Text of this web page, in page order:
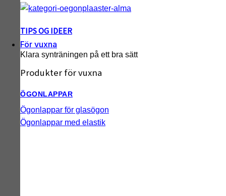
TIPS OG IDEER
Klara synträningen på ett bra sätt
För vuxna
Produkter för vuxna
ÖGONLAPPAR
Ögonlappar för glasögon
Ögonlappar med elastik